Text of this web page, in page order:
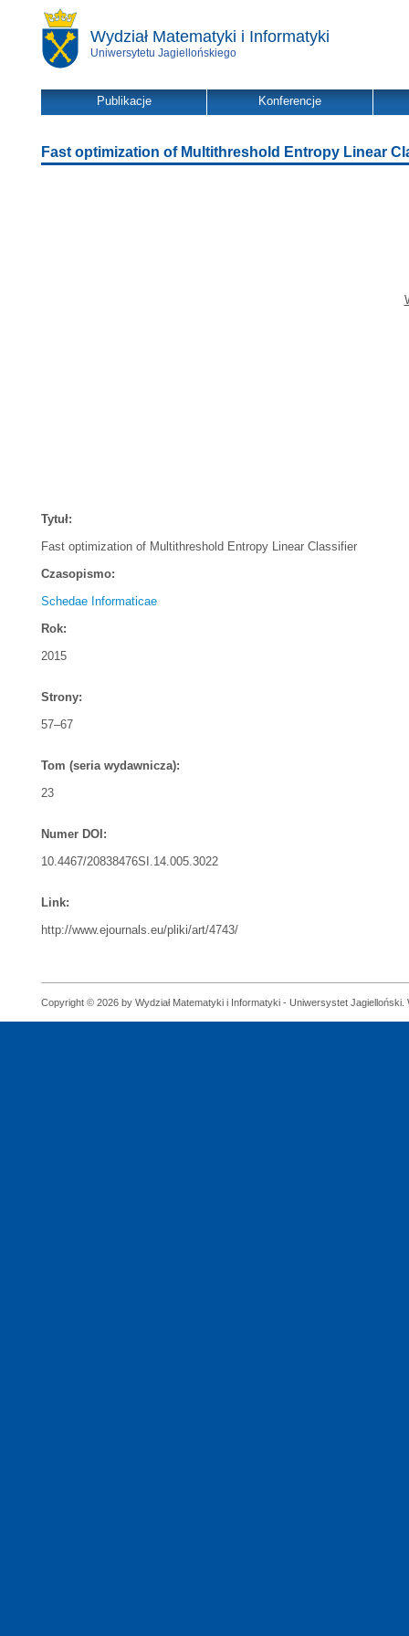
Wydział Matematyki i Informatyki
Uniwersytetu Jagiellońskiego
Publikacje Konferencje
Fast optimization of Multithreshold Entropy Linear
Tytuł:
Fast optimization of Multithreshold Entropy Linear Classifier
Czasopismo:
Schedae Informaticae
Rok:
2015
Strony:
57–67
Tom (seria wydawnicza):
23
Numer DOI:
10.4467/20838476SI.14.005.3022
Link:
http://www.ejournals.eu/pliki/art/4743/
Copyright © 2026 by Wydział Matematyki i Informatyki - Uniwersystet